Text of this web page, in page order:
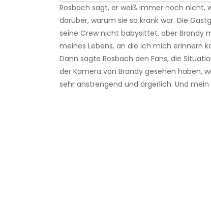
Rosbach sagt, er weiß immer noch nicht,
darüber, warum sie so krank war. Die
seine Crew nicht babysittet, aber Brandy
meines Lebens, an die ich mich erinnern
Dann sagte Rosbach den Fans, die
der Kamera von Brandy gesehen haben,
sehr anstrengend und ärgerlich. Und